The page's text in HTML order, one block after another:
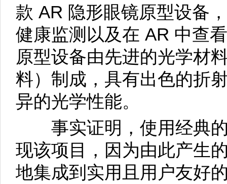
款 AR 隐形眼镜原型设备
健康监测以及在 AR 中查
原型设备由先进的光学材
料）制成，具有出色的折
异的光学性能。
事实证明，使用经典的
现该项目，因为由此产生
地集成到实用且用户友好